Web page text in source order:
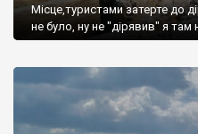
Місце,туристами затерте до
не було, ну не "дірявив" я там